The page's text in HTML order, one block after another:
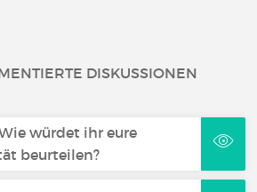
DISKUSSIONEN
würdet ihr eure
beurteilen?